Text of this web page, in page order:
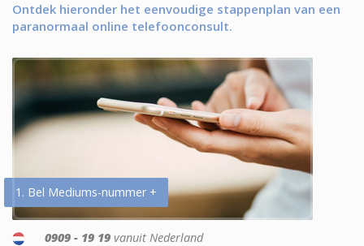
Ontdek hieronder het eenvoudige stappenplan van een
paranormaal online telefoonconsult.
1. Bel Mediums-nummer +
0909 - 19 19 vanuit Nederland